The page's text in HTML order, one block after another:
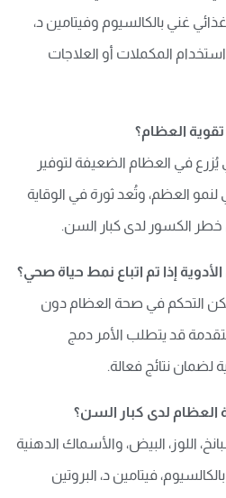
غني بالكالسيوم وفيتامين د،
المكملات أو العلاجات
يُزرع في العظام الضعيفة لتوفير
لنمو العظم، وتُعد ثورة في الوقاية
الكسور لدى كبار السن.
التحكم في صحة العظام دون
قد يتطلب الأمر دمج
لضمان نتائج فعالة.
اللوز، البيض، والأسماك الدهنية
فيتامين د، البروتين